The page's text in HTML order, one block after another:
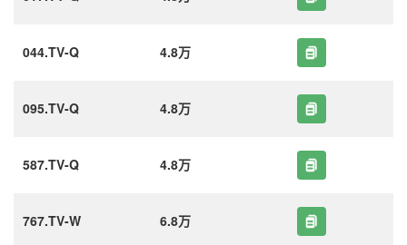
044.TV-Q 4.8万
095.TV-Q 4.8万
587.TV-Q 4.8万
767.TV-W 6.8万